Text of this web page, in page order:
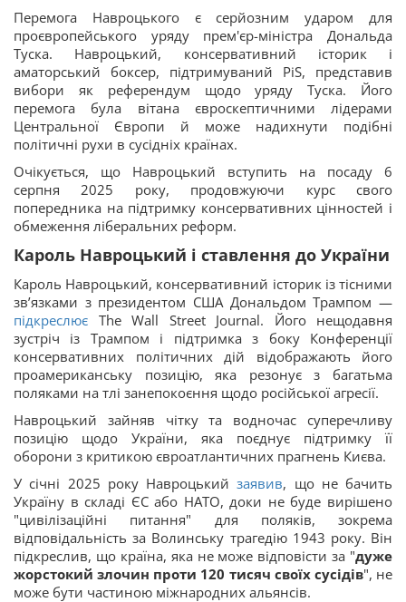
Перемога Навроцького є серйозним ударом для
проєвропейського уряду прем'єр-міністра Дональда
Туска. Навроцький, консервативний історик і
аматорський боксер, підтримуваний PiS, представив
вибори як референдум щодо уряду Туска. Його
перемога була вітана євроскептичними лідерами
Центральної Європи й може надихнути подібні
політичні рухи в сусідніх країнах.
Очікується, що Навроцький вступить на посаду 6
серпня 2025 року, продовжуючи курс свого
попередника на підтримку консервативних цінностей і
обмеження ліберальних реформ.
Кароль Навроцький і ставлення до України
Кароль Навроцький, консервативний історик із тісними
зв’язками з президентом США Дональдом Трампом —
підкреслює The Wall Street Journal. Його нещодавня
зустріч із Трампом і підтримка з боку Конференції
консервативних політичних дій відображають його
проамериканську позицію, яка резонує з багатьма
поляками на тлі занепокоєння щодо російської агресії.
Навроцький зайняв чітку та водночас суперечливу
позицію щодо України, яка поєднує підтримку її
оборони з критикою євроатлантичних прагнень Києва.
У січні 2025 року Навроцькийзаявив, що не бачить
Україну в складі ЄС або НАТО, доки не буде вирішено
"цивілізаційні питання" для поляків, зокрема
відповідальність за Волинську трагедію 1943 року. Він
підкреслив, що країна, яка не може відповісти за "дуже
жорстокий злочин проти 120 тисяч своїх сусідів", не
може бути частиною міжнародних альянсів.